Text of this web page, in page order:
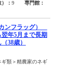
： 9
専門館：
ンフラッグ）
年5月まで長期
38歳）
類＞精農家のネギ